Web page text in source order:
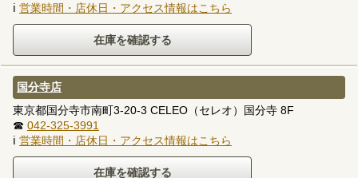
ℹ 営業時間・店休日・アクセス情報はこちら
国分寺店
東京都国分寺市南町3-20-3 CELEO（セレオ）国分寺 8F
☎ 042-325-3991
ℹ 営業時間・店休日・アクセス情報はこちら